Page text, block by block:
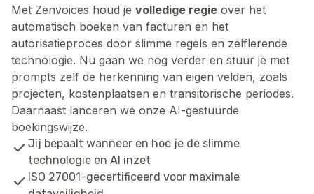
Met Zenvoices houd je volledige regie over het
automatisch boeken van facturen en het
autorisatieproces door slimme regels en zelflerende
technologie. Nu gaan we nog verder en stuur je met
prompts zelf de herkenning van eigen velden, zoals
projecten, kostenplaatsen en transitorische periodes.
Daarnaast lanceren we onze AI-gestuurde
boekingswijze.
check Jij bepaalt wanneer en hoe je de slimme
technologie en AI inzet
check ISO 27001-gecertificeerd voor maximale